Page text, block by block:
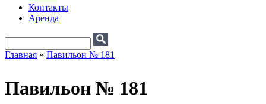
Контакты
Аренда
Форма поиска
Поиск
Главная » Павильон № 181
Павильон № 181